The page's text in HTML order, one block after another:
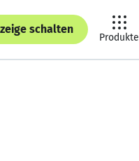
schalten
Produkte